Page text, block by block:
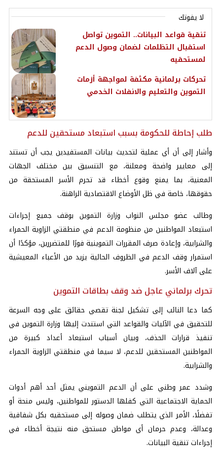
لا يفوتك
تنقية قواعد البيانات.. التموين تواصل
استقبال التظلمات لضمان وصول الدعم
لمستحقيه
تحركات برلمانية مكثفة لمواجهة أزمات
التموين والتعليم والانفلات الخدمي
طلب إحاطة للحكومة بسبب استبعاد مستحقين للدعم
وأشار إلى أن أي عملية لتحديث بيانات المستفيدين يجب أن تستند
إلى معايير واضحة ومعلنة، مع التنسيق بين مختلف الجهات
المعنية، بما يمنع وقوع أخطاء قد تحرم الأسر المستحقة من
حقوقها، خاصة في ظل الأوضاع الاقتصادية الراهنة.
وطالب عضو مجلس النواب وزارة التموين بوقف جميع إجراءات
استبعاد المواطنين من منظومة الدعم في منطقتي الزاوية الحمراء
والشرابية، وإعادة صرف المقررات التموينية فورًا للمتضررين، مؤكدًا أن
استمرار وقف الدعم في الظروف الحالية يزيد من الأعباء المعيشية
على آلاف الأسر.
تحرك برلماني عاجل ضد وقف بطاقات التموين
كما دعا النائب إلى تشكيل لجنة تقصي حقائق على وجه السرعة
للتحقيق في الآليات والقواعد التي استندت إليها وزارة التموين في
تنفيذ قرارات الحذف، وبيان أسباب استبعاد أعداد كبيرة من
المواطنين المستحقين للدعم، لا سيما في منطقتي الزاوية الحمراء
والشرابية.
وشدد عمر وطني على أن الدعم التمويني يمثل أحد أهم أدوات
الحماية الاجتماعية التي كفلها الدستور للمواطنين، وليس منحة أو
تفضلًا، الأمر الذي يتطلب ضمان وصوله إلى مستحقيه بكل شفافية
وعدالة، وعدم حرمان أي مواطن مستحق منه نتيجة أخطاء في
إجراءات تنقية البيانات.